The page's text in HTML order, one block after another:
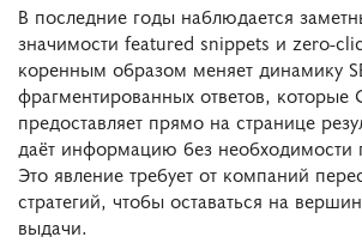
В последние годы наблюдается
значимости featured snippets и zero-
коренным образом меняет динамику
фрагментированных ответов, которые
предоставляет прямо на странице
даёт информацию без необходимости
Это явление требует от компаний
стратегий, чтобы оставаться на
выдачи.